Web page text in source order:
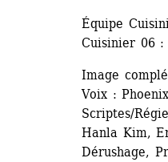
Équipe
Cuisinier 06
Image
Voix :
Scriptes/
Hanla Kim,
Dérushage,